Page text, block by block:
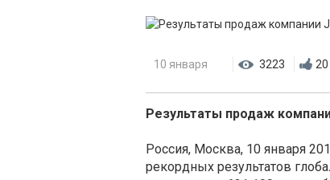
10 января 3223 20
Результаты продаж
Россия, Москва, 10 января
рекордных результатов